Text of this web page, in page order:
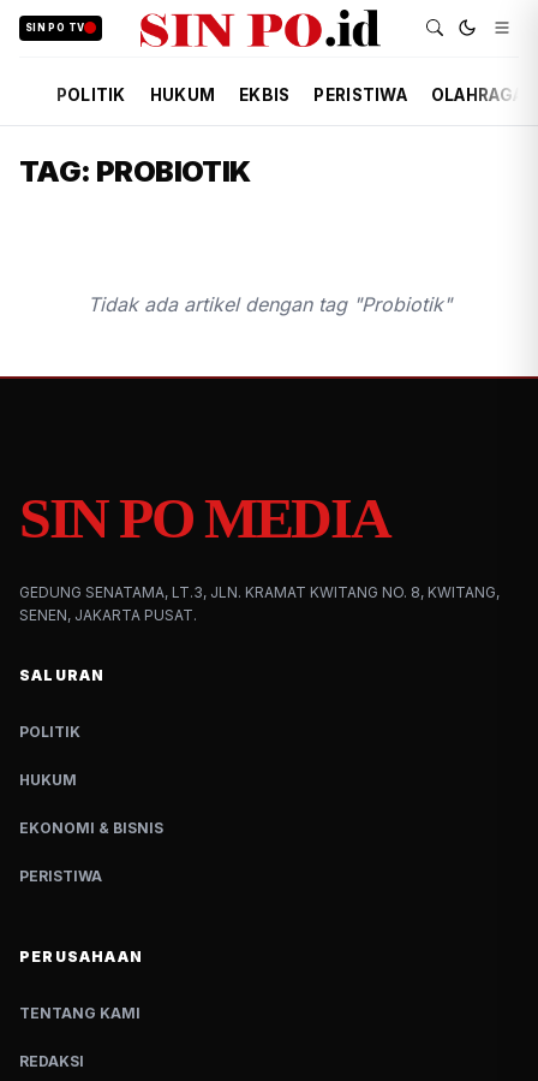
SIN PO TV
POLITIK HUKUM EKBIS PERISTIWA OLAHRAGA
TAG: PROBIOTIK
Tidak ada artikel dengan tag "Probiotik"
SIN PO MEDIA
GEDUNG SENATAMA, LT.3, JLN. KRAMAT KWITANG NO. 8, KWITANG,
SENEN, JAKARTA PUSAT.
SALURAN
POLITIK
HUKUM
EKONOMI & BISNIS
PERISTIWA
PERUSAHAAN
TENTANG KAMI
REDAKSI